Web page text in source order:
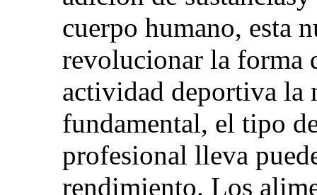
cuerpo humano, esta
revolucionar la forma
actividad deportiva la
fundamental, el tipo
profesional lleva
rendimiento. Los